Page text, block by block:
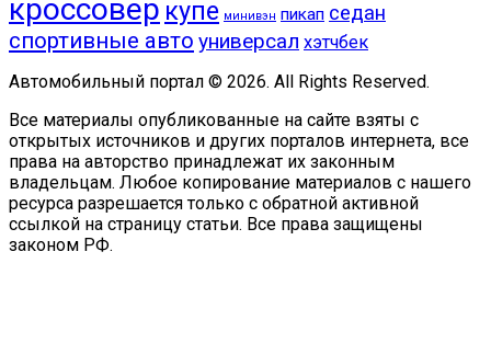
кроссовер купе минивэн пикап седан
спортивные авто универсал хэтчбек
Автомобильный портал © 2026. All Rights Reserved.
Все материалы опубликованные на сайте взяты с
открытых источников и других порталов интернета, все
права на авторство принадлежат их законным
владельцам. Любое копирование материалов с нашего
ресурса разрешается только с обратной активной
ссылкой на страницу статьи. Все права защищены
законом РФ.